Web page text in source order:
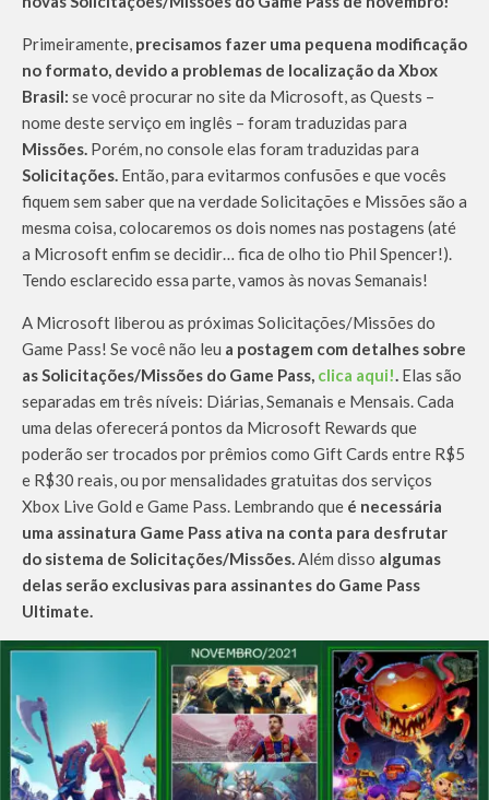
Primeiramente, precisamos fazer uma pequena modificação
no formato, devido a problemas de localização da Xbox
Brasil: se você procurar no site da Microsoft, as Quests –
nome deste serviço em inglês – foram traduzidas para
Missões. Porém, no console elas foram traduzidas para
Solicitações. Então, para evitarmos confusões e que vocês
fiquem sem saber que na verdade Solicitações e Missões são a
mesma coisa, colocaremos os dois nomes nas postagens (até
a Microsoft enfim se decidir… fica de olho tio Phil Spencer!).
Tendo esclarecido essa parte, vamos às novas Semanais!
A Microsoft liberou as próximas Solicitações/Missões do
Game Pass! Se você não leu a postagem com detalhes sobre
as Solicitações/Missões do Game Pass, clica aqui! Elas são
separadas em três níveis: Diárias, Semanais e Mensais. Cada
uma delas oferecerá pontos da Microsoft Rewards que
poderão ser trocados por prêmios como Gift Cards entre R$5
e R$30 reais, ou por mensalidades gratuitas dos serviços
Xbox Live Gold e Game Pass. Lembrando que é necessária
uma assinatura Game Pass ativa na conta para desfrutar
do sistema de Solicitações/Missões. Além disso algumas
delas serão exclusivas para assinantes do Game Pass
Ultimate.